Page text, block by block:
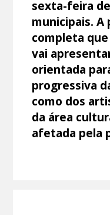
sexta-feira
municipais. A
completa que
vai
orientada
progressiva
como dos
da área
afetada pela